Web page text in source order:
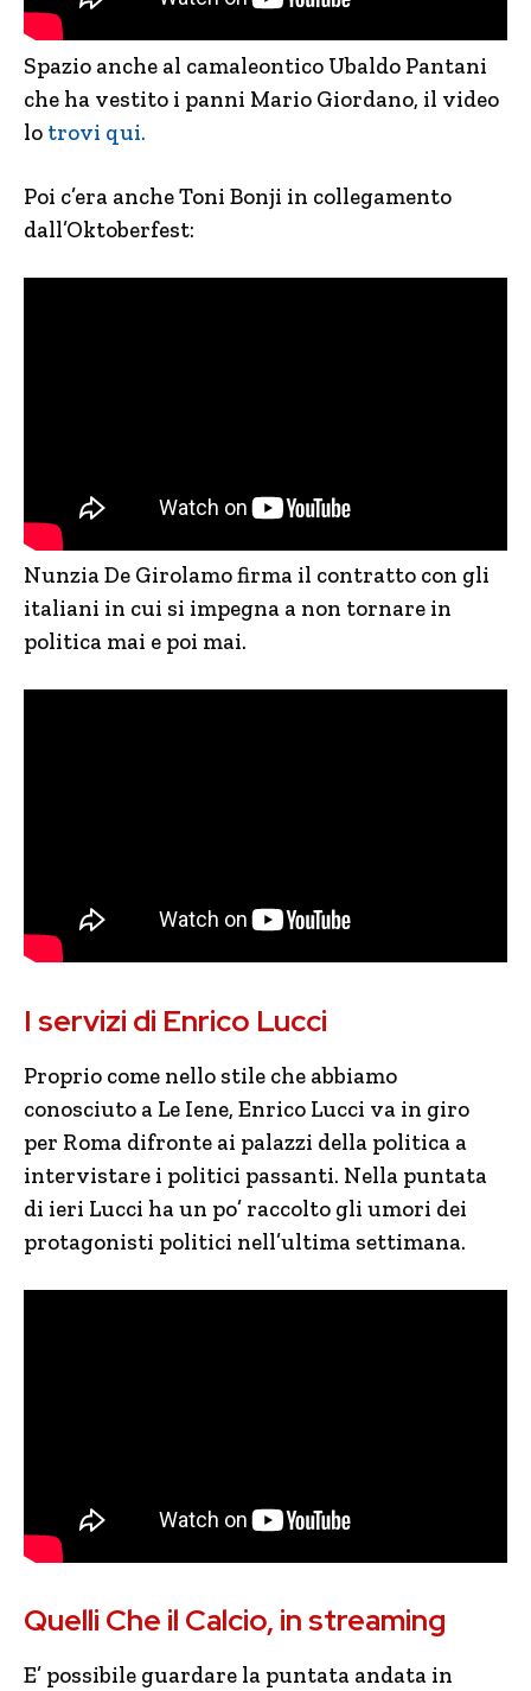
Spazio anche al camaleontico Ubaldo Pantani
che ha vestito i panni Mario Giordano, il video
lo trovi qui.
Poi c’era anche Toni Bonji in collegamento
dall’Oktoberfest:
Nunzia De Girolamo firma il contratto con gli
italiani in cui si impegna a non tornare in
politica mai e poi mai.
I servizi di Enrico Lucci
Proprio come nello stile che abbiamo
conosciuto a Le Iene, Enrico Lucci va in giro
per Roma difronte ai palazzi della politica a
intervistare i politici passanti. Nella puntata
di ieri Lucci ha un po’ raccolto gli umori dei
protagonisti politici nell’ultima settimana.
Quelli Che il Calcio, in streaming
E’ possibile guardare la puntata andata in